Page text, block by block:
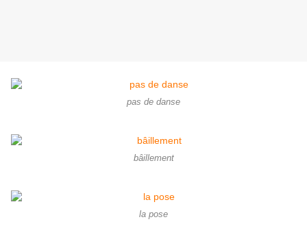
pas de danse
bâillement
la pose